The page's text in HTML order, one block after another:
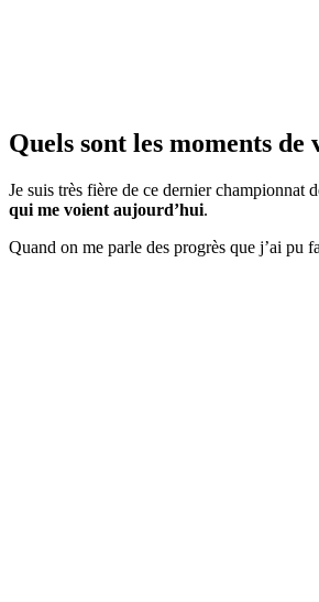
Quels sont les moments
Je suis très fière de ce dernier championnat
qui me voient aujourd’hui.
Quand on me parle des progrès que j’ai pu